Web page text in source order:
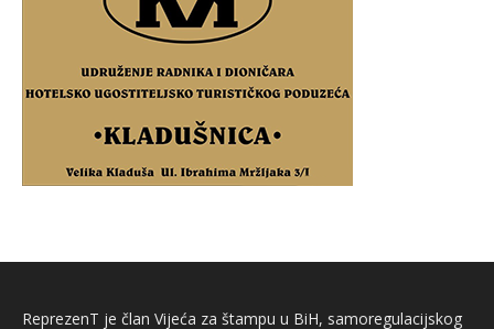
ReprezenT je član Vijeća za štampu u BiH, samoregulacijskog